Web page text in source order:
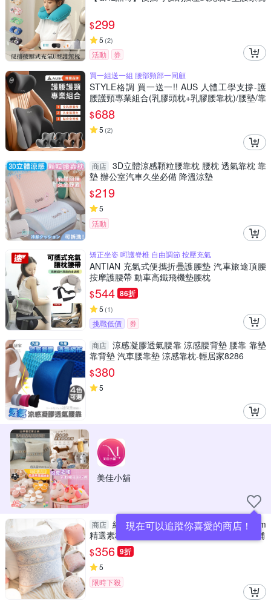
$299
5 (2)
活動
券
買一組送一組 腰部頸部一同顧
STYLE格調 買一送一!! AUS 人體工學支撐-護
腰護頸專業組合(乳膠頭枕+乳膠腰靠枕)/腰墊/靠
墊/椅背墊/腰枕/頸枕
$688
5 (2)
商店 3D立體涼感顆粒腰靠枕 腰枕 透氣靠枕 靠
墊 辦公室汽車久坐必備 降溫涼墊
$219
5
活動
矯正坐姿 呵護脊椎 自由調節 按壓充氣
ANTIAN 充氣式便攜折疊護腰墊 汽車旅途頂腰
按摩護腰帶 動車高鐵飛機墊腰枕
$544 86折
5 (1)
挑戰低價 券
商店 涼感凝膠透氣腰靠 涼感腰背墊 腰靠 靠墊
靠背墊 汽車腰靠墊 涼感靠枕-輕居家8286
$380
5
美佳小舖
現在可以追蹤你喜愛的商店！
商店 純棉 方抱枕【超取限購一顆】 45x45cm
精選素材 100%純棉 極日風 台灣製造 棉床本舖
$356 9折
5
限時下殺